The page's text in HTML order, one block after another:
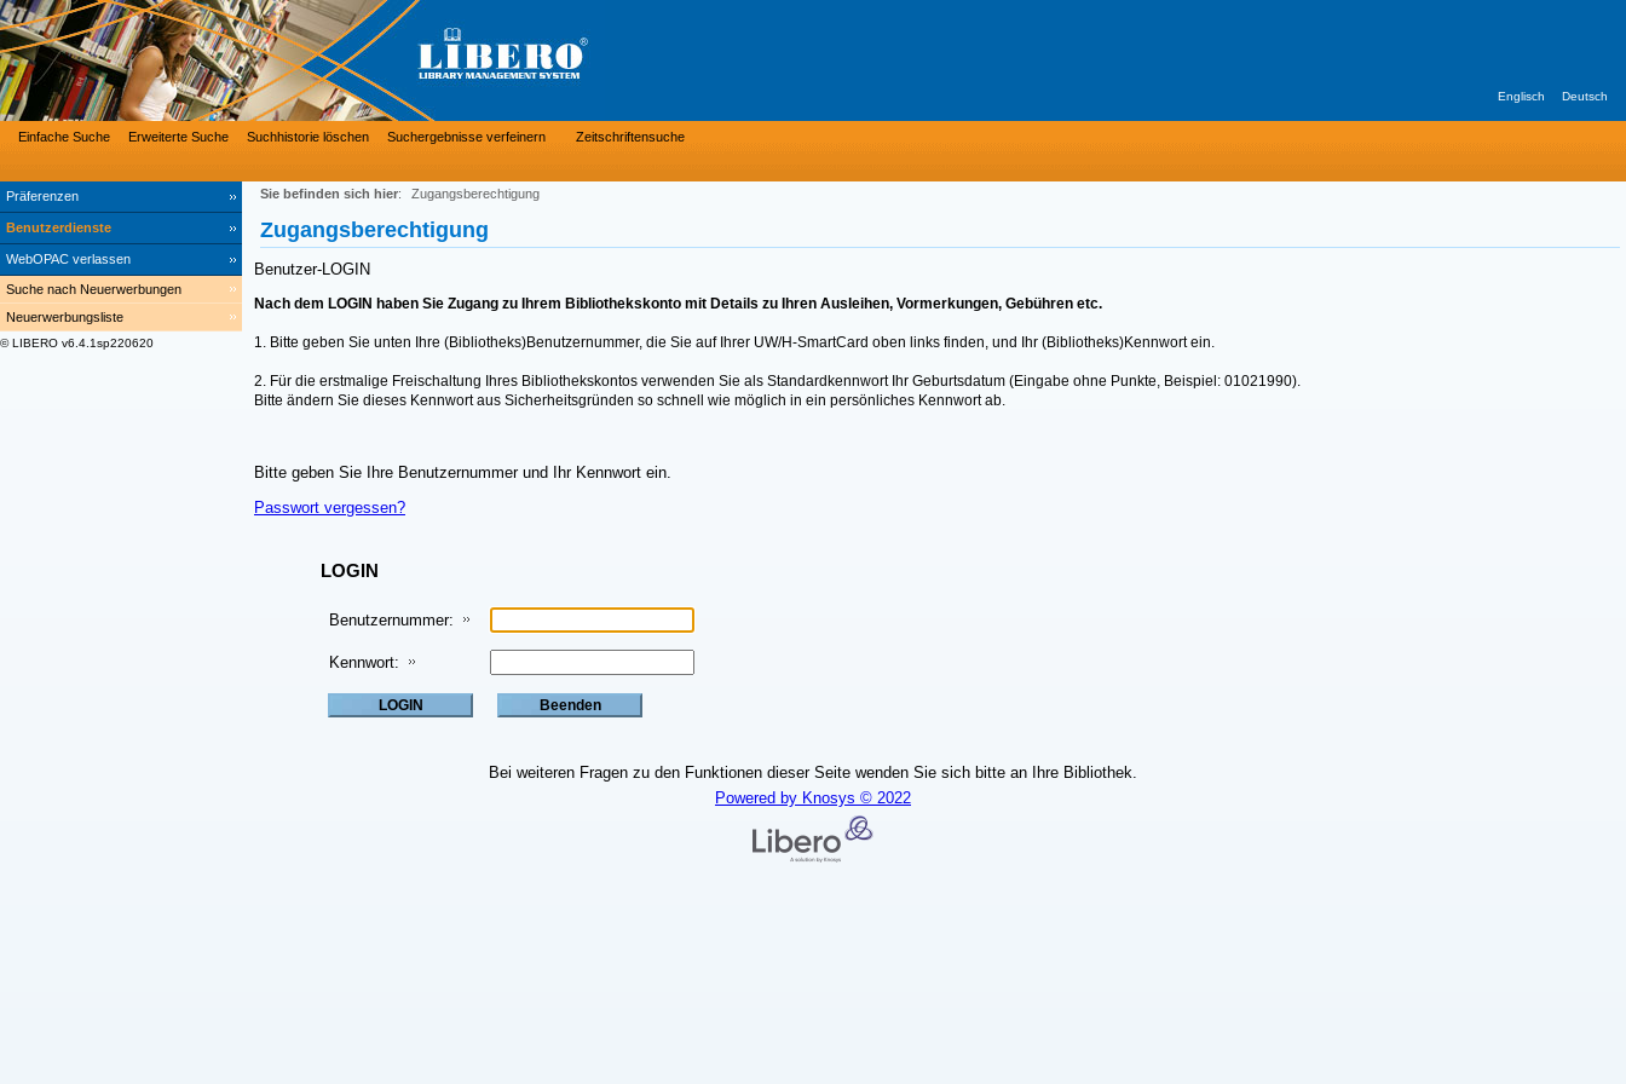
Präferenzen
Benutzerdienste
WebOPAC verlassen
Einfache Suche Erweiterte Suche Suchhistorie löschen Suchergebnisse verfeinern Zeitschriftensuche
Englisch Deutsch
Suche nach Neuerwerbungen
Neuerwerbungsliste
© LIBERO v6.4.1sp220620
Sie befinden sich hier: Zugangsberechtigung
Zugangsberechtigung
Benutzer-LOGIN
Nach dem LOGIN haben Sie Zugang zu Ihrem Bibliothekskonto mit Details zu Ihren Ausleihen, Vormerkungen, Gebühren etc.
1. Bitte geben Sie unten Ihre (Bibliotheks)Benutzernummer, die Sie auf Ihrer UW/H-SmartCard oben links finden, und Ihr (Bibliotheks)Kennwort ein.
2. Für die erstmalige Freischaltung Ihres Bibliothekskontos verwenden Sie als Standardkennwort Ihr Geburtsdatum (Eingabe ohne Punkte, Beispiel: 01021990).
Bitte ändern Sie dieses Kennwort aus Sicherheitsgründen so schnell wie möglich in ein persönliches Kennwort ab.
Bitte geben Sie Ihre Benutzernummer und Ihr Kennwort ein.
Passwort vergessen?
LOGIN
Benutzernummer:
Kennwort:
Bei weiteren Fragen zu den Funktionen dieser Seite wenden Sie sich bitte an Ihre Bibliothek.
Powered by Knosys © 2022